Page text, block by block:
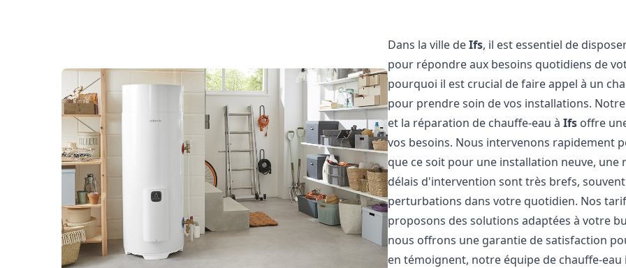
Dans la ville deIfs, il est essentiel de
pour répondre aux besoins quotidiens de
pourquoi il est crucial de faire appel à un
pour prendre soin de vos installations.
et la réparation de chauffe-eau àIfs offre
vos besoins. Nous intervenons rapidement
que ce soit pour une installation neuve,
délais d'intervention sont très brefs,
perturbations dans votre quotidien. Nos
proposons des solutions adaptées à votre
nous offrons une garantie de satisfaction
en témoignent, notre équipe de chauffe-